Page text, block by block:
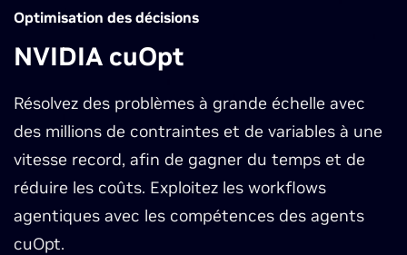
Optimisation des décisions
NVIDIA cuOpt
Résolvez des problèmes à grande échelle avec
des millions de contraintes et de variables à une
vitesse record, afin de gagner du temps et de
réduire les coûts. Exploitez les workflows
agentiques avec les compétences des agents
cuOpt.